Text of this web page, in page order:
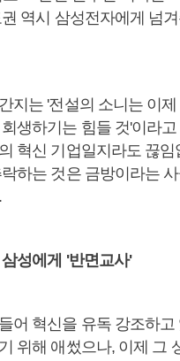
역시 삼성전자에게 넘
지는 '전설의 소니는 이제
생하기는 힘들 것'이라
혁신 기업일지라도 끊임
하는 것은 금방이라는 사
성에게 '반면교사'
어 혁신을 유독 강조하고
위해 애썼으나, 이제 그